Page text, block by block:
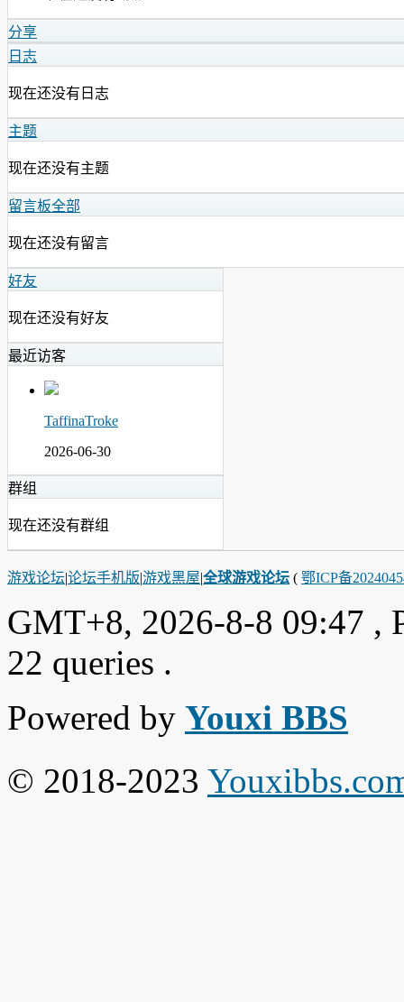
分享
日志
现在还没有日志
主题
现在还没有主题
留言板全部
现在还没有留言
好友
现在还没有好友
最近访客
TaffinaTroke
2026-06-30
群组
现在还没有群组
游戏论坛|论坛手机版|游戏黑屋|全球游戏论坛 ( 鄂ICP备
GMT+8, 2026-8-8 09:47 ,
22 queries .
Powered by Youxi BBS
© 2018-2023